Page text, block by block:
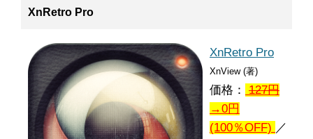
XnRetro Pro
XnRetro Pro
XnView (著)
価格： 127円
→0円
(100％OFF) ／